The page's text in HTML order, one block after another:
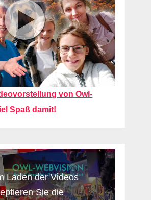
von Owl-
Spaß damit!
Laden der Videos
Sie die